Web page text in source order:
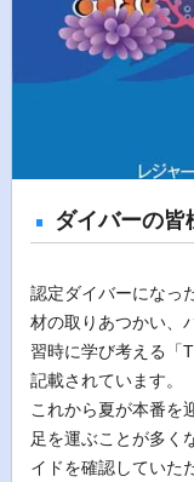
ダイバーの皆
認定ダイバーになっ
材の取りあつかい、
習時に学び考える
記載されています。
これから夏が本番を
足を運ぶことが多く
イドを確認していた